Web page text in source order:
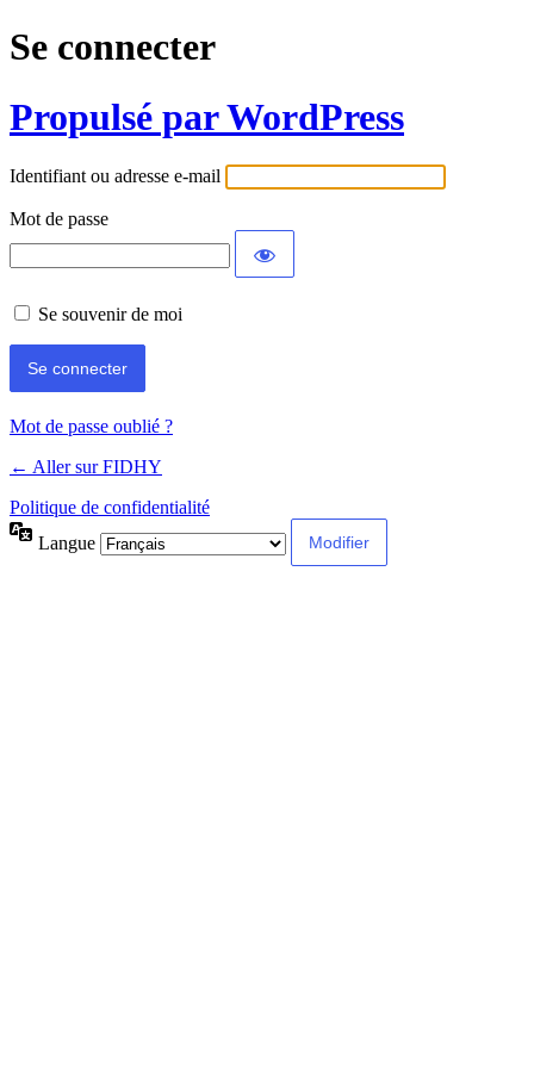
Se connecter
Propulsé par WordPress
Identifiant ou adresse e-mail
Mot de passe
Se souvenir de moi
Mot de passe oublié ?
← Aller sur FIDHY
Politique de confidentialité
Langue